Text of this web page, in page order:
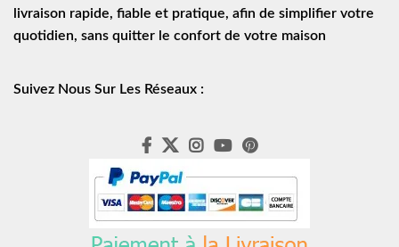
livraison rapide, fiable et pratique, afin de simplifier votre
quotidien, sans quitter le confort de votre maison
Suivez Nous Sur Les Réseaux :